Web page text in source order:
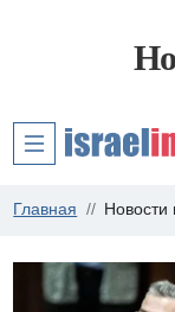
Главная Новости